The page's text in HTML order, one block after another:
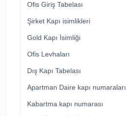
Ofis Giriş Tabelası
Şirket Kapı isimlikleri
Gold Kapı İsimliği
Ofis Levhaları
Dış Kapı Tabelası
Apartman Daire kapı numaraları
Kabartma kapı numarası